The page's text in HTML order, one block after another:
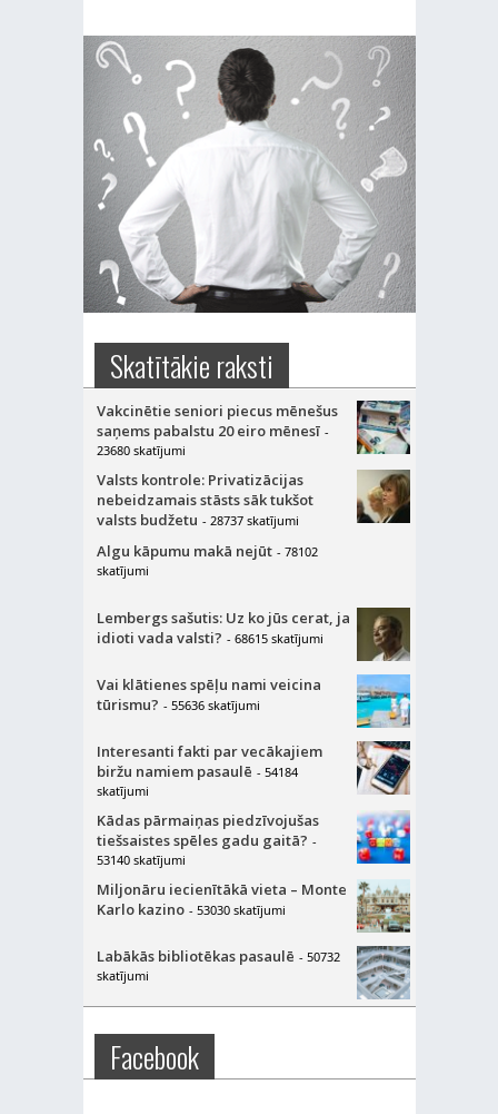
Skatītākie raksti
Vakcinētie seniori piecus mēnešus
saņems pabalstu 20 eiro mēnesī -
23680 skatījumi
Valsts kontrole: Privatizācijas
nebeidzamais stāsts sāk tukšot
valsts budžetu - 28737 skatījumi
Algu kāpumu makā nejūt - 78102
skatījumi
Lembergs sašutis: Uz ko jūs cerat, ja
idioti vada valsti? - 68615 skatījumi
Vai klātienes spēļu nami veicina
tūrismu? - 55636 skatījumi
Interesanti fakti par vecākajiem
biržu namiem pasaulē - 54184
skatījumi
Kādas pārmaiņas piedzīvojušas
tiešsaistes spēles gadu gaitā? -
53140 skatījumi
Miljonāru iecienītākā vieta – Monte
Karlo kazino - 53030 skatījumi
Labākās bibliotēkas pasaulē - 50732
skatījumi
Facebook